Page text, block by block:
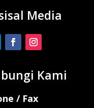
Media
Kami
/ Fax